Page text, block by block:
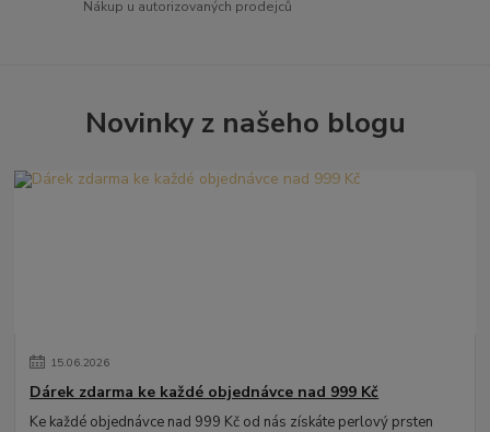
Nákup u autorizovaných prodejců
Novinky z našeho blogu
15.06.2026
Dárek zdarma ke každé objednávce nad 999 Kč
Ke každé objednávce nad 999 Kč od nás získáte perlový prsten